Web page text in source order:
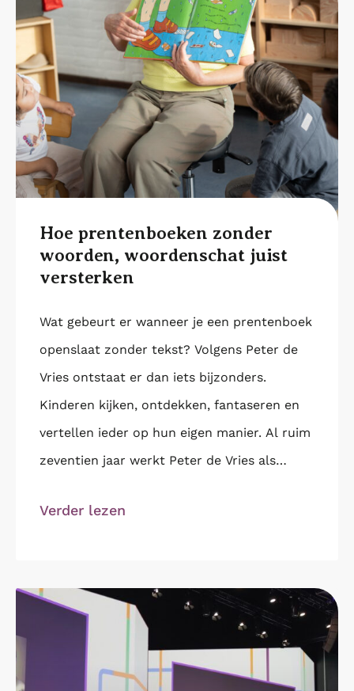
Hoe prentenboeken zonder
woorden, woordenschat juist
versterken
Wat gebeurt er wanneer je een prentenboek
openslaat zonder tekst? Volgens Peter de
Vries ontstaat er dan iets bijzonders.
Kinderen kijken, ontdekken, fantaseren en
vertellen ieder op hun eigen manier. Al ruim
zeventien jaar werkt Peter de Vries als
Verder lezen